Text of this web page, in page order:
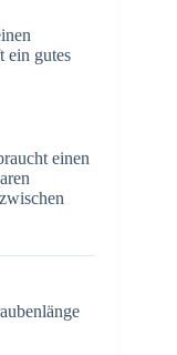
ein gutes
einen